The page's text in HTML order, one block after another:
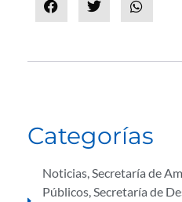
Categorías
Noticias,Secretaría de
Públicos,Secretaría de